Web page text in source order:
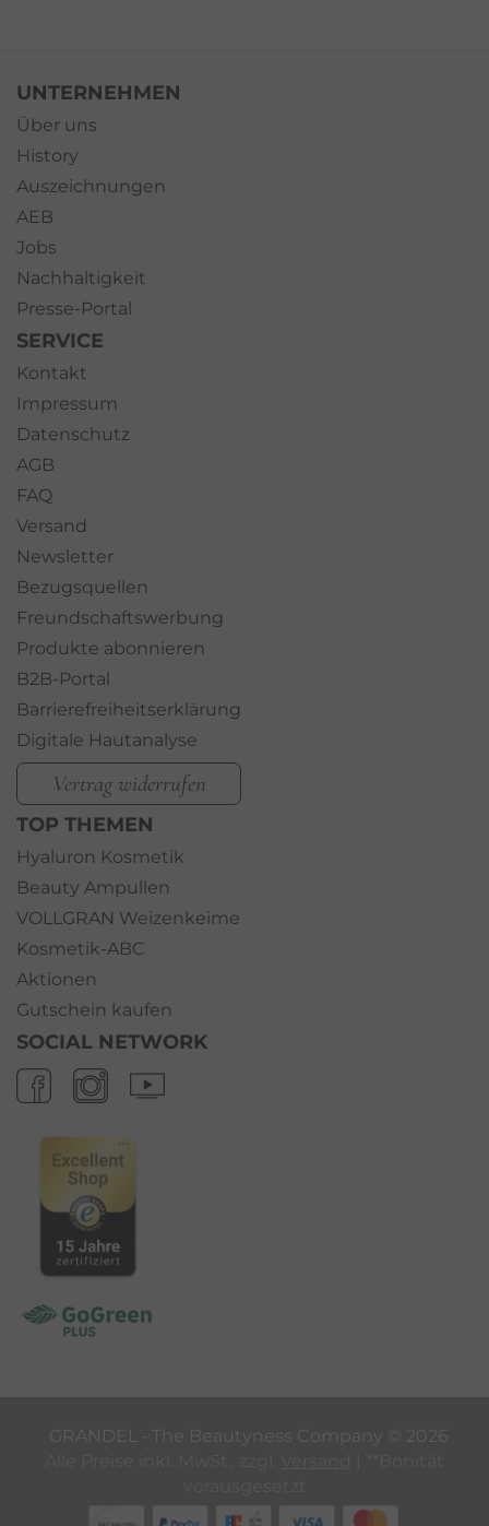
UNTERNEHMEN
Über uns
History
Auszeichnungen
AEB
Jobs
Nachhaltigkeit
Presse-Portal
SERVICE
Kontakt
Impressum
Datenschutz
AGB
FAQ
Versand
Newsletter
Bezugsquellen
Freundschaftswerbung
Produkte abonnieren
B2B-Portal
Barrierefreiheitserklärung
Digitale Hautanalyse
Vertrag widerrufen
TOP THEMEN
Hyaluron Kosmetik
Beauty Ampullen
VOLLGRAN Weizenkeime
Kosmetik-ABC
Aktionen
Gutschein kaufen
SOCIAL NETWORK
GRANDEL ‐ The Beautyness Company © 2026